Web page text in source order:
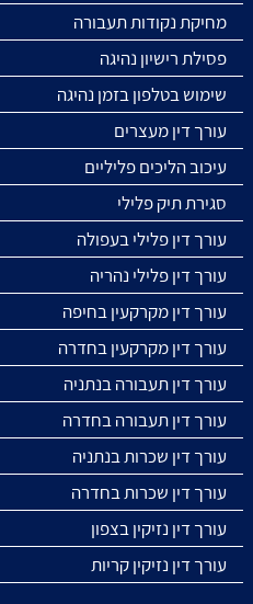
מחיקת נקודות תעבורה
פסילת רישיון נהיגה
שימוש בטלפון בזמן נהיגה
עורך דין מעצרים
עיכוב הליכים פליליים
סגירת תיק פלילי
עורך דין פלילי בעפולה
עורך דין פלילי נהריה
עורך דין מקרקעין בחיפה
עורך דין מקרקעין בחדרה
עורך דין תעבורה בנתניה
עורך דין תעבורה בחדרה
עורך דין שכרות בנתניה
עורך דין שכרות בחדרה
עורך דין נזיקין בצפון
עורך דין נזיקין קריות